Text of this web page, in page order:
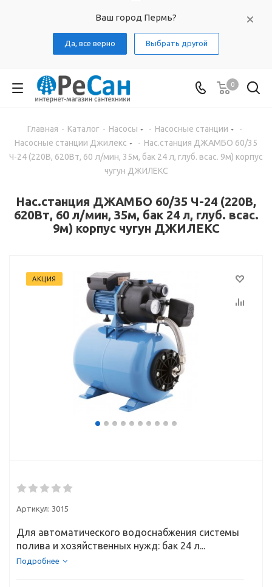
Ваш город Пермь?
Да, все верно Выбрать другой
0
Главная - Каталог - Насосы - Насосные станции
-
Насосные станции Джилекс
- Нас.станция ДЖАМБО 60/35
Ч-24 (220В, 620Вт, 60 л/мин, 35м, бак 24 л, глуб. всас. 9м) корпус
чугун ДЖИЛЕКС
Нас.станция ДЖАМБО 60/35 Ч-24 (220В,
620Вт, 60 л/мин, 35м, бак 24 л, глуб. всас.
9м) корпус чугун ДЖИЛЕКС
АКЦИЯ
Артикул: 3015
Для автоматического водоснабжения системы
полива и хозяйственных нужд: бак 24 л...
Подробнее